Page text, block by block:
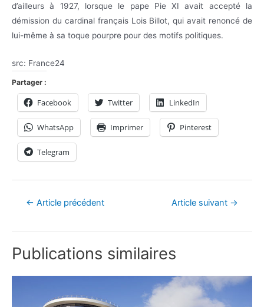
d’ailleurs à 1927, lorsque le pape Pie XI avait accepté la
démission du cardinal français Lois Billot, qui avait renoncé de
lui-même à sa toque pourpre pour des motifs politiques.
src: France24
Partager :
Facebook Twitter LinkedIn
WhatsApp Imprimer Pinterest
Telegram
← Article précédent Article suivant →
Publications similaires